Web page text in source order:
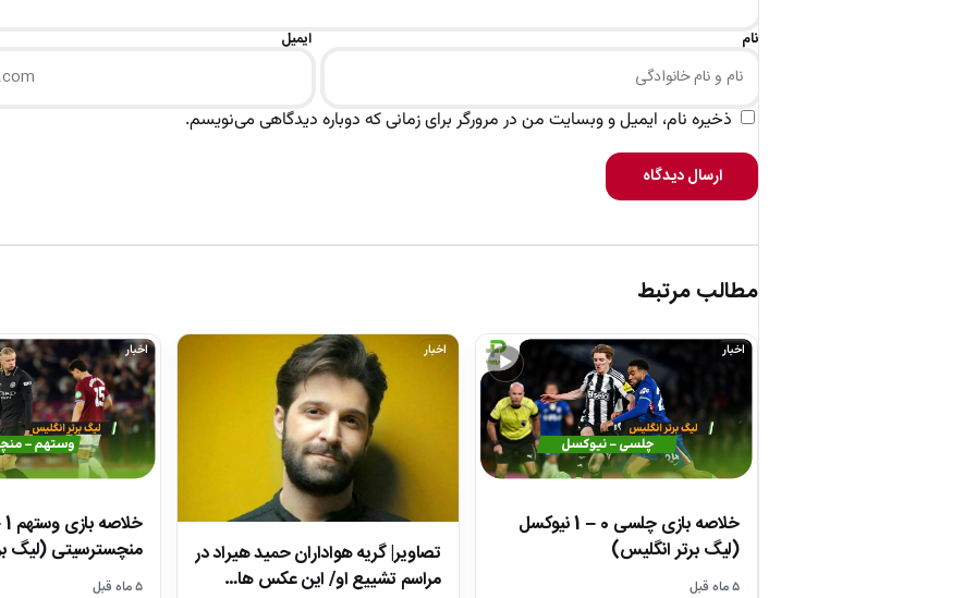
نام ایمیل
ذخیره نام، ایمیل و وبسایت من در مرورگر برای زمانی که دوباره دیدگاهی می‌نویسم.
ارسال دیدگاه
مطالب مرتبط
▶
اخبار
خلاصه بازی چلسی 0 – 1 نیوکسل
(لیگ برتر انگلیس)
۵ ماه قبل
اخبار
تصاویر| گریه هواداران حمید هیراد در
مراسم تشییع او/ این عکس ها…
اخبار
منچسترسیتی (لیگ
۵ ماه قبل